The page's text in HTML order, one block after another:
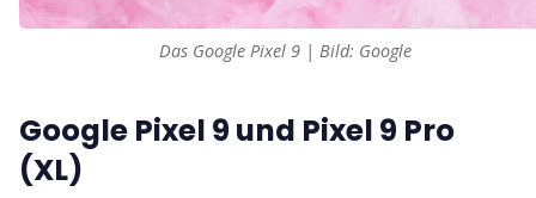
Das Google Pixel 9 | Bild: Google
Google Pixel 9 und Pixel 9 Pro
(XL)